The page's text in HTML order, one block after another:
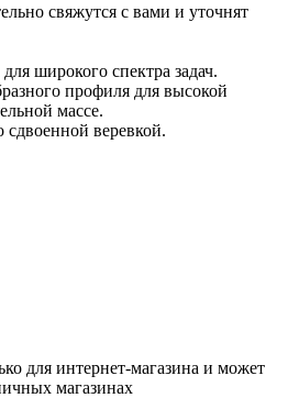
свяжутся с вами и уточнят
широкого спектра задач.
профиля для высокой
массе.
сдвоенной веревкой.
для интернет-магазина и может
магазинах